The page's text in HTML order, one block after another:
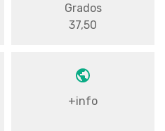
Grados
37,50
+info